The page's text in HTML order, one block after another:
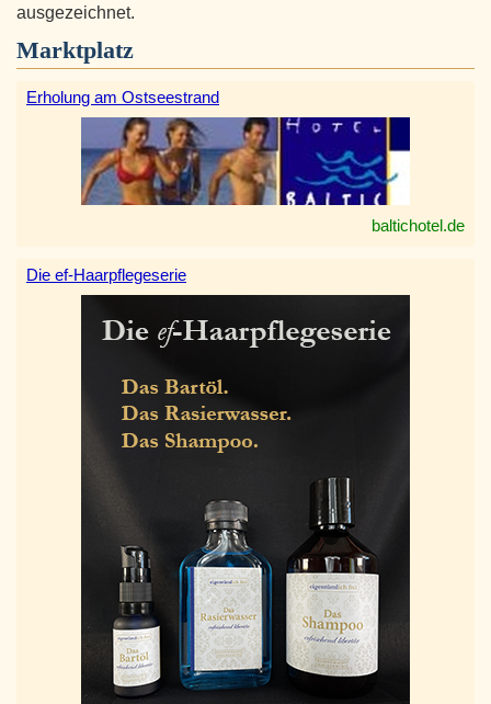
ausgezeichnet.
Marktplatz
Erholung am Ostseestrand
baltichotel.de
Die ef-Haarpflegeserie